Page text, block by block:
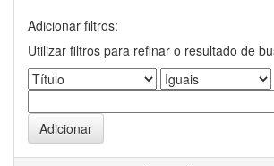
Adicionar filtros:
Utilizar filtros para refinar o resultado de